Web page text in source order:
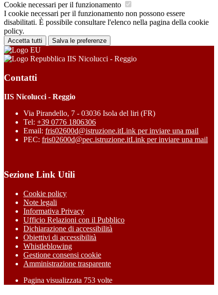
Cookie necessari per il funzionamento
I cookie necessari per il funzionamento non possono essere
disabilitati. È possibile consultare l'elenco nella pagina della cookie
policy.
Accetta tutti Salva le preferenze
IIS Nicolucci - Reggio
Contatti
IIS Nicolucci - Reggio
Via Pirandello, 7 - 03036 Isola del liri (FR)
Tel: +39 0776 1806306
Email: fris02600d@istruzione.itLink per inviare una mail
PEC: fris02600d@pec.istruzione.itLink per inviare una mail
Sezione Link Utili
Cookie policy
Note legali
Informativa Privacy
Ufficio Relazioni con il Pubblico
Dichiarazione di accessibilità
Obiettivi di accessibilità
Whistleblowing
Gestione consensi cookie
Amministrazione trasparente
Pagina visualizzata 753 volte